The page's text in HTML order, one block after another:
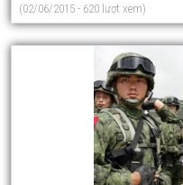
(02/06/2015 - 620 lượt xem)